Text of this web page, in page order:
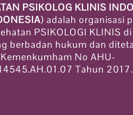
PSIKOLOG KLINIS
) adalah organisasi
PSIKOLOGI KLINIS
berbadan hukum dan
No AHU-
Tahun 2017.